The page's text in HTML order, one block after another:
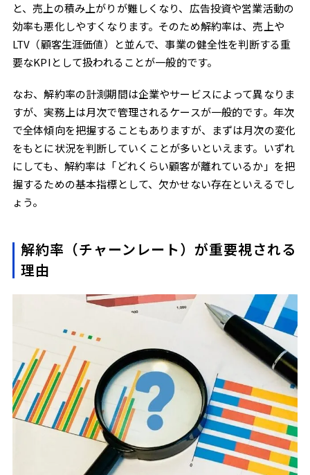
と、売上の積み上がりが難しくなり、広告投資や営業活動の
効率も悪化しやすくなります。そのため解約率は、売上や
LTV（顧客生涯価値）と並んで、事業の健全性を判断する重
要なKPIとして扱われることが一般的です。
なお、解約率の計測期間は企業やサービスによって異なりま
すが、実務上は月次で管理されるケースが一般的です。年次
で全体傾向を把握することもありますが、まずは月次の変化
をもとに状況を判断していくことが多いといえます。いずれ
にしても、解約率は「どれくらい顧客が離れているか」を把
握するための基本指標として、欠かせない存在といえるでし
ょう。
解約率（チャーンレート）が重要視される
理由